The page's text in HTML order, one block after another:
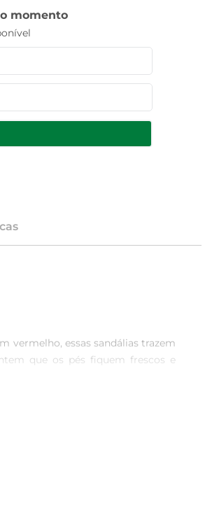
momento
vermelho, essas sandálias trazem
que os pés fiquem frescos e